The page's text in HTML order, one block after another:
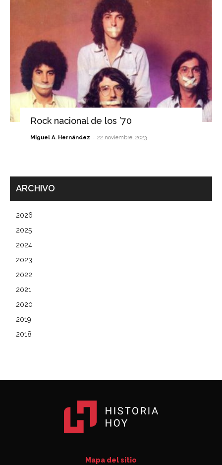
Rock nacional de los ’70
Miguel A. Hernández - 22 noviembre, 2023
ARCHIVO
2026
2025
2024
2023
2022
2021
2020
2019
2018
Mapa del sitio